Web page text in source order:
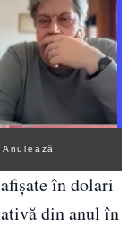
Anulează
în dolari
din anul în